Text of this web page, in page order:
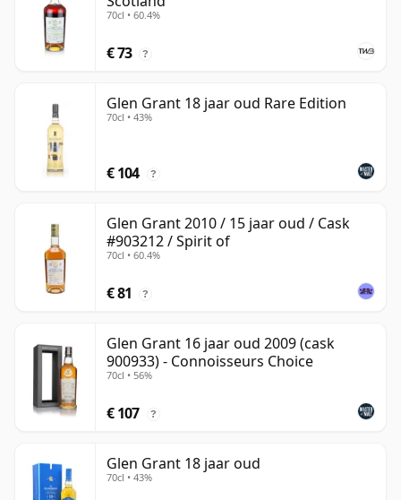
70cl • 60.4%
€ 73 ?
Glen Grant 18 jaar oud Rare Edition
70cl • 43%
€ 104 ?
Glen Grant 2010 / 15 jaar oud / Cask
#903212 / Spirit of
70cl • 60.4%
€ 81 ?
Glen Grant 16 jaar oud 2009 (cask
900933) - Connoisseurs Choice
70cl • 56%
€ 107 ?
Glen Grant 18 jaar oud
70cl • 43%